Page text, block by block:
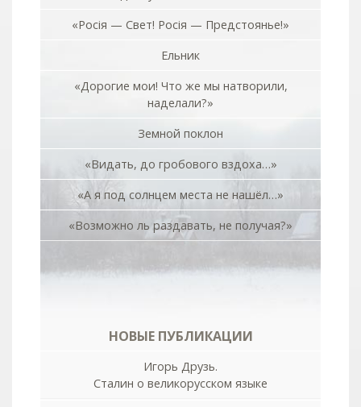
«Росiя — Свет! Росiя — Предстоянье!»
Ельник
«Дорогие мои! Что же мы натворили,
наделали?»
Земной поклон
«Видать, до гробового вздоха…»
«А я под солнцем места не нашёл…»
«Возможно ль раздавать, не получая?»
НОВЫЕ ПУБЛИКАЦИИ
Игорь Друзь.
Сталин о великорусском языке